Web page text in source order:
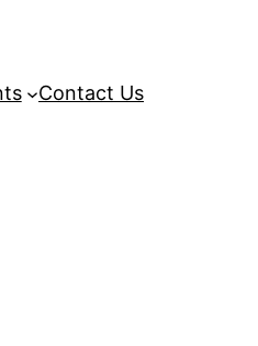
Contact Us